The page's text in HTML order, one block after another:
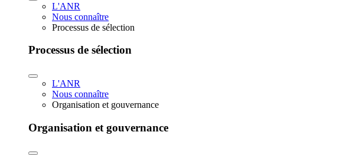
L'ANR
Nous connaître
Processus de sélection
Processus de sélection
L'ANR
Nous connaître
Organisation et gouvernance
Organisation et gouvernance